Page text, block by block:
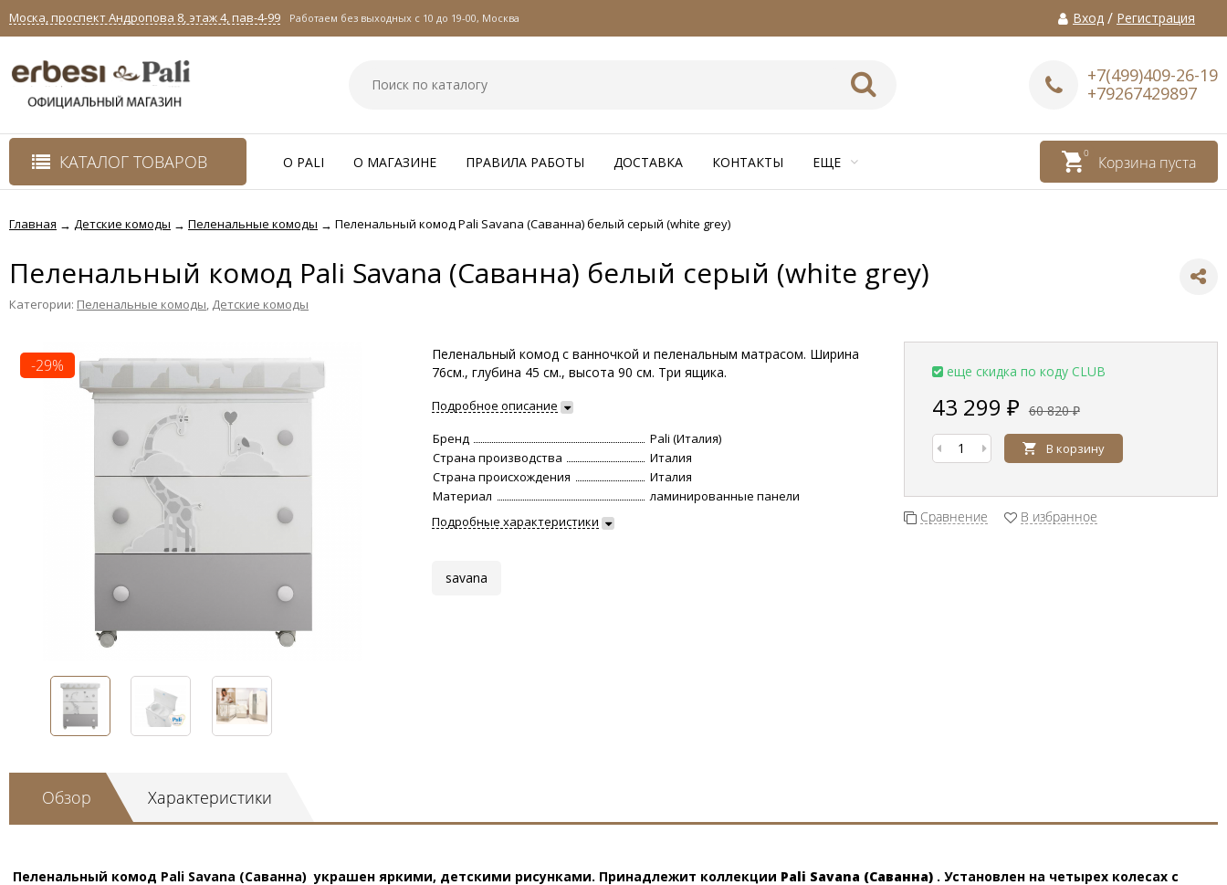
Моска, проспект Андропова 8, этаж 4, пав-4-99 Работаем без выходных с 10 до 19-00, Москва Вход / Регистрация
+7(499)409-26-19
+79267429897
КАТАЛОГ ТОВАРОВ Корзина пуста
0
O PALI О МАГАЗИНЕ ПРАВИЛА РАБОТЫ ДОСТАВКА КОНТАКТЫ ЕЩЕ
Главная → Детские комоды → Пеленальные комоды → Пеленальный комод Pali Savana (Саванна) белый серый (white grey)
Пеленальный комод Pali Savana (Саванна) белый серый (white grey)
Категории: Пеленальные комоды, Детские комоды
-29% еще скидка по коду CLUB
43 299 ₽ 60 820₽
В корзину
Сравнение В избранное
Пеленальный комод с ванночкой и пеленальным матрасом. Ширина
76см., глубина 45 см., высота 90 см. Три ящика.
Подробное описание
Бренд
Pali (Италия)
Страна производства
Италия
Страна происхождения
Италия
Материал
ламинированные панели
Подробные характеристики
savana
Обзор Характеристики
Пеленальный комод Pali Savana (Саванна)украшен яркими, детскими рисунками. Принадлежит коллекции Pali Savana (Саванна) . Установлен на четырех колесах с